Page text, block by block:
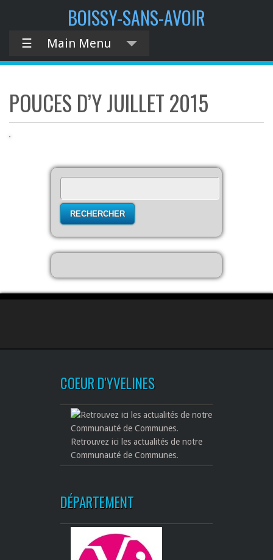
BOISSY-SANS-AVOIR
☰ Main Menu
POUCES D’Y JUILLET 2015
COEUR D'YVELINES
Retrouvez ici les actualités de notre
Communauté de Communes.
DÉPARTEMENT